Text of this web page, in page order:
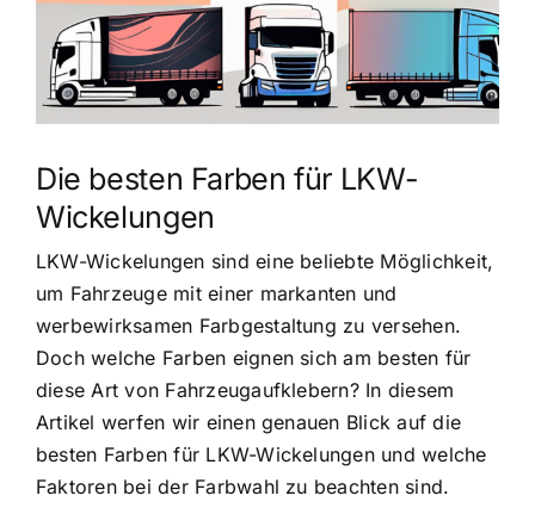
Die besten Farben für LKW-
Wickelungen
LKW-Wickelungen sind eine beliebte Möglichkeit,
um Fahrzeuge mit einer markanten und
werbewirksamen Farbgestaltung zu versehen.
Doch welche Farben eignen sich am besten für
diese Art von Fahrzeugaufklebern? In diesem
Artikel werfen wir einen genauen Blick auf die
besten Farben für LKW-Wickelungen und welche
Faktoren bei der Farbwahl zu beachten sind.